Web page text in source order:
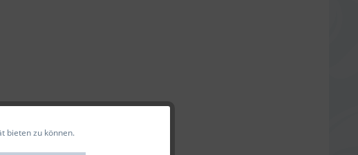
bieten zu können.